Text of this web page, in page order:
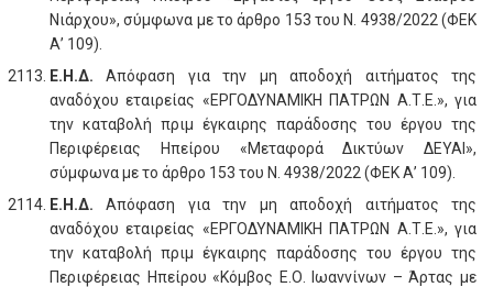
Νιάρχου», σύμφωνα με το άρθρο 153 του Ν. 4938/2022 (ΦΕΚ
Α’ 109).
Ε.Η.Δ.Απόφαση για την μη αποδοχή αιτήματος της
αναδόχου εταιρείας «ΕΡΓΟΔΥΝΑΜΙΚΗ ΠΑΤΡΩΝ Α.Τ.Ε.», για
την καταβολή πριμ έγκαιρης παράδοσης του έργου της
Περιφέρειας Ηπείρου «Μεταφορά Δικτύων ΔΕΥΑΙ»,
σύμφωνα με το άρθρο 153 του Ν. 4938/2022 (ΦΕΚ Α’ 109).
Ε.Η.Δ.Απόφαση για την μη αποδοχή αιτήματος της
αναδόχου εταιρείας «ΕΡΓΟΔΥΝΑΜΙΚΗ ΠΑΤΡΩΝ Α.Τ.Ε.», για
την καταβολή πριμ έγκαιρης παράδοσης του έργου της
Περιφέρειας Ηπείρου «Κόμβος Ε.Ο. Ιωαννίνων – Άρτας με